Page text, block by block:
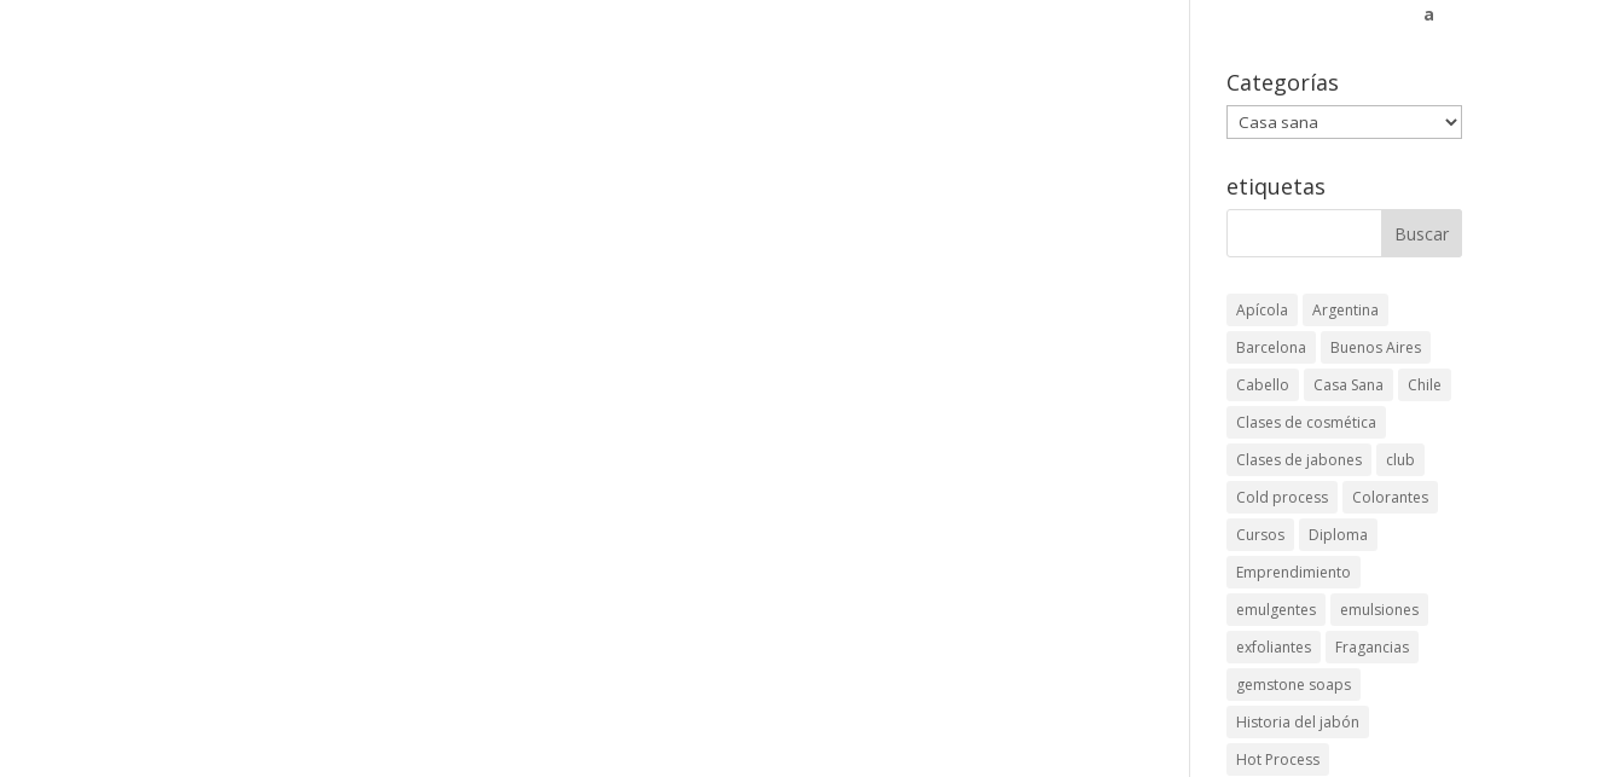
Categorías
Categorías
etiquetas
Apícola
Argentina
Barcelona
Buenos Aires
Cabello
Casa Sana
Chile
Clases de cosmética
Clases de jabones
club
Cold process
Colorantes
Cursos
Diploma
Emprendimiento
emulgentes
emulsiones
exfoliantes
Fragancias
gemstone soaps
Historia del jabón
Hot Process